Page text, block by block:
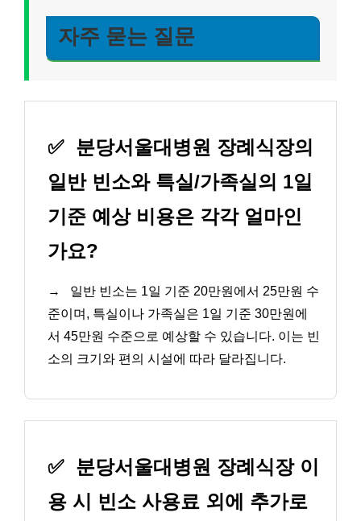
자주 묻는 질문
✅ 분당서울대병원 장례식장의
일반 빈소와 특실/가족실의 1일
기준 예상 비용은 각각 얼마인
가요?
→
일반 빈소는 1일 기준 20만원에서 25만원 수
준이며, 특실이나 가족실은 1일 기준 30만원에
서 45만원 수준으로 예상할 수 있습니다. 이는 빈
소의 크기와 편의 시설에 따라 달라집니다.
✅ 분당서울대병원 장례식장 이
용 시 빈소 사용료 외에 추가로